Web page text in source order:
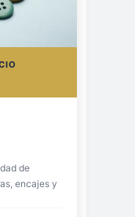
de
encajes y